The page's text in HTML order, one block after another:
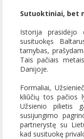
Sutuoktiniai, bet
Istorija
susituokęs
tarnybas,
Tais pačiais
Danijoje.
Formaliai,
kliūčių tos pačios
Užsienio pilietis
susijungimo
partnerystę su
kad susituokę